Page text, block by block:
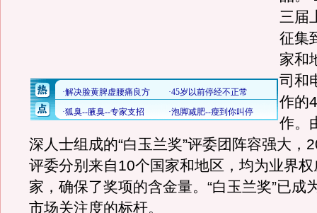
三届
征集
家和
司和
作的
作。
深人士组成的“白玉兰奖”评委团阵容强大，
评委分别来自10个国家和地区，均为业界
家，确保了奖项的含金量。“白玉兰奖”已成
市场关注度的标杆。